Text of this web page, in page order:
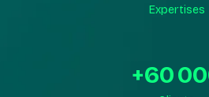
Expertises
+60